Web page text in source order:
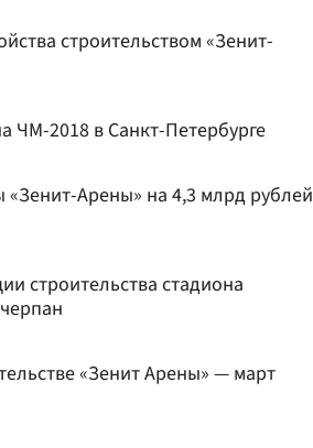
строительством «Зенит-
ЧМ-2018 в Санкт-Петербурге
«Зенит-Арены» на 4,3 млрд рублей
строительства стадиона
«Зенит Арены» — март